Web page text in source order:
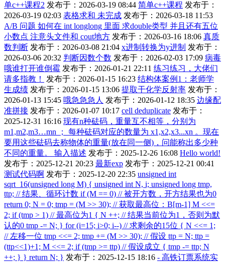
单c++课程2 发布于：2026-03-19 08:44 简单c++课程 发布于：
2026-03-19 02:03 表格求和 未完成 发布于：2026-03-18 11:53
A/B 问题 如何在 int longlong 里面 求double类型 并且还有五位
小数点 注意头文件和 cout地方 发布于：2026-03-16 18:06 真质
数判断 发布于：2026-03-08 21:04 x进制转换为y进制 发布于：
2026-03-06 20:32 判断因数个数 发布于：2026-02-03 17:09 病毒
哦谁打开谁倒霉 发布于：2026-01-21 22:11 练习练习，大佬们
请多指教！
发布于：2026-01-15 16:23 结构体案例1：老师学
生成绩 发布于：2026-01-15 13:06 提取干化学反射率 发布于：
2026-01-13 15:45 哦急急急人 发布于：2026-01-12 18:35 边缘配
准拼接 发布于：2026-01-07 10:17 cell deduplicate 发布于：
2025-12-31 16:16 现有n种砝码，重量互不相等，分别为
m1,m2,m3…mn ； 每种砝码对应的数量为 x1,x2,x3...xn 。现在
要用这些砝码去称物体的重量(放在同一侧)，问能称出多少种
不同的重量。 输入描述 发布于：2025-12-26 16:08 Hello world!
发布于：2025-12-21 20:23 最新exp 发布于：2025-12-21 00:41
测试代码啊 发布于：2025-12-20 22:35 unsigned int
sqrt_16(unsigned long M) { unsigned int N, i; unsigned long tmp,
ttp; // 结果、循环计数 if (M == 0) // 被开方数，开方结果也为0
return 0; N = 0; tmp = (M >> 30); // 获取最高位：B[m-1] M <<=
2; if (tmp > 1) // 最高位为1 { N ++; // 结果当前位为1，否则为默
认的0 tmp -= N; } for (i=15; i>0; i--) // 求剩余的15位 { N <<= 1;
// 左移一位 tmp <<= 2; tmp += (M >> 30); // 假设 ttp = N; ttp =
(ttp<<1)+1; M <<= 2; if (tmp >= ttp) // 假设成立 { tmp -= ttp; N
++; } } return N; } 发布于：2025-12-15 18:16 - 高铁订票系统实